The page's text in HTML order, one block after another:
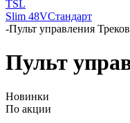
TSL
Slim 48VСтандарт
-Пульт управления
Пульт
Новинки
По акции